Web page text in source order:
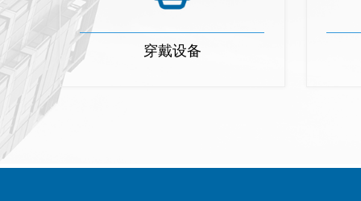
穿戴设备